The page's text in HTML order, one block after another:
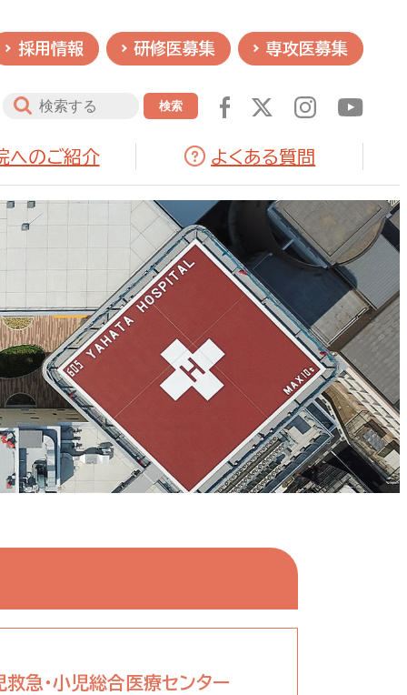
採用情報 研修医募集 専攻医募集
へのご紹介 よくある質問
救急・小児総合医療センター